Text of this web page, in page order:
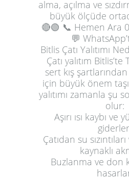
alma, açılma ve
büyük ölçüde
🔴🟢 📞 Hemen Ara
💬
Bitlis Çatı Yalıtımı
Çatı yalıtım
sert kış
için büyük önem
yalıtımı zamanla şu
olur:
Aşırı ısı kaybı ve
Çatıdan su
kaynaklı
Buzlanma ve don